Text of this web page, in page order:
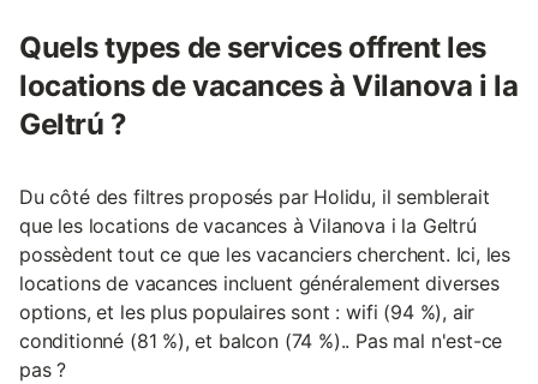
Quels types de services offrent les
locations de vacances à Vilanova i la
Geltrú ?
Du côté des filtres proposés par Holidu, il semblerait
que les locations de vacances à Vilanova i la Geltrú
possèdent tout ce que les vacanciers cherchent. Ici, les
locations de vacances incluent généralement diverses
options, et les plus populaires sont : wifi (94 %), air
conditionné (81 %), et balcon (74 %).. Pas mal n'est-ce
pas ?